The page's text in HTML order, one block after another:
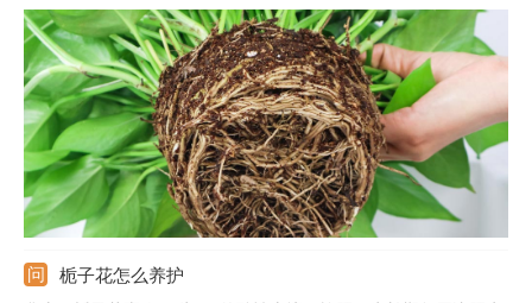
需要及时浇水，一次浇透，秋冬减少浇水和施肥。常见病害：炭疽
病、根腐病、叶斑病。
栀子花怎么养护